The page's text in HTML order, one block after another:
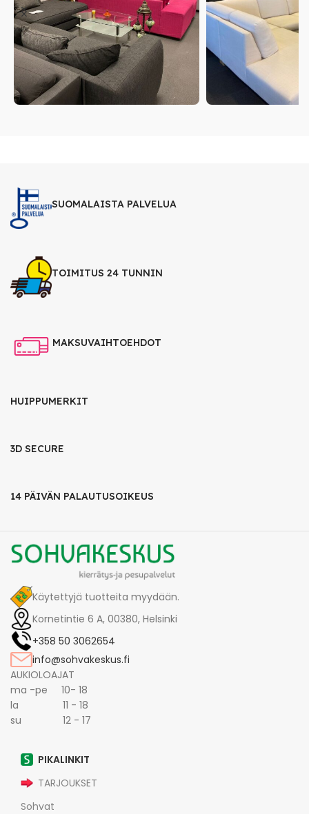
SUOMALAISTA PALVELUA
TOIMITUS 24 TUNNIN
MAKSUVAIHTOEHDOT
HUIPPUMERKIT
3D SECURE
14 PÄIVÄN PALAUTUSOIKEUS
Käytettyjä tuotteita myydään.
Kornetintie 6 A, 00380, Helsinki
+358 50 3062654
info@sohvakeskus.fi
AUKIOLOAJAT
ma -pe 10- 18
la 11 - 18
su 12 - 17
PIKALINKIT
TARJOUKSET
Sohvat